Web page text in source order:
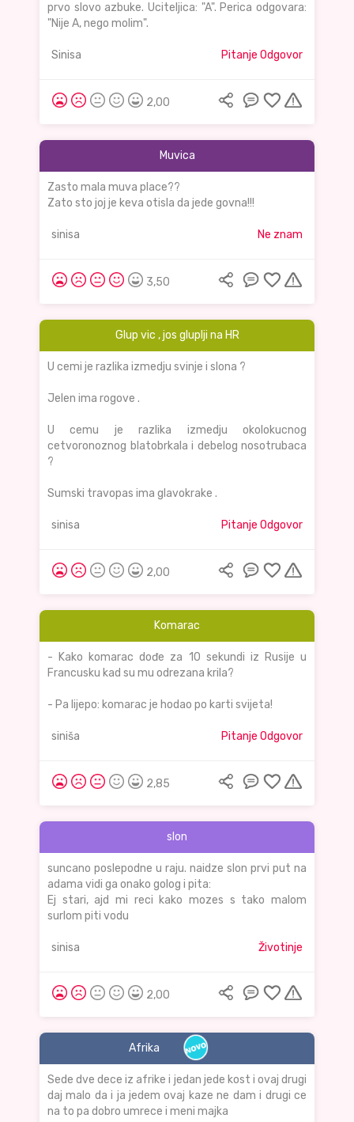
prvo slovo azbuke. Uciteljica: "A". Perica odgovara:
"Nije A, nego molim".
Sinisa Pitanje Odgovor
2,00
Muvica
Zasto mala muva place??
Zato sto joj je keva otisla da jede govna!!!
sinisa Ne znam
3,50
Glup vic , jos gluplji na HR
U cemi je razlika izmedju svinje i slona ?
Jelen ima rogove .
U cemu je razlika izmedju okolokucnog
cetvoronoznog blatobrkala i debelog nosotrubaca
?
Sumski travopas ima glavokrake .
sinisa Pitanje Odgovor
2,00
Komarac
- Kako komarac dođe za 10 sekundi iz Rusije u
Francusku kad su mu odrezana krila?
- Pa lijepo: komarac je hodao po karti svijeta!
siniša Pitanje Odgovor
2,85
slon
suncano poslepodne u raju. naidze slon prvi put na
adama vidi ga onako golog i pita:
Ej stari, ajd mi reci kako mozes s tako malom
surlom piti vodu
sinisa Životinje
2,00
Afrika
Sede dve dece iz afrike i jedan jede kost i ovaj drugi
daj malo da i ja jedem ovaj kaze ne dam i drugi ce
na to pa dobro umrece i meni majka